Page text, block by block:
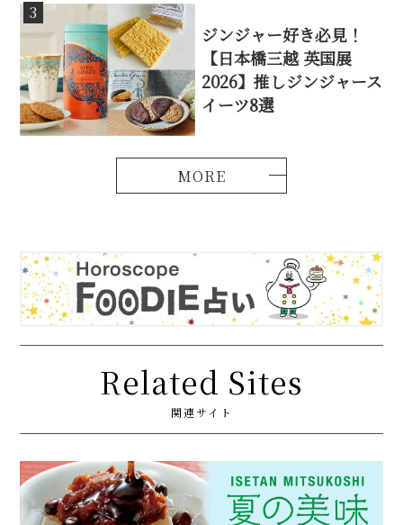
3
ジンジャー好き必見！
【日本橋三越 英国展
2026】推しジンジャース
イーツ8選
Related Sites
関連サイト